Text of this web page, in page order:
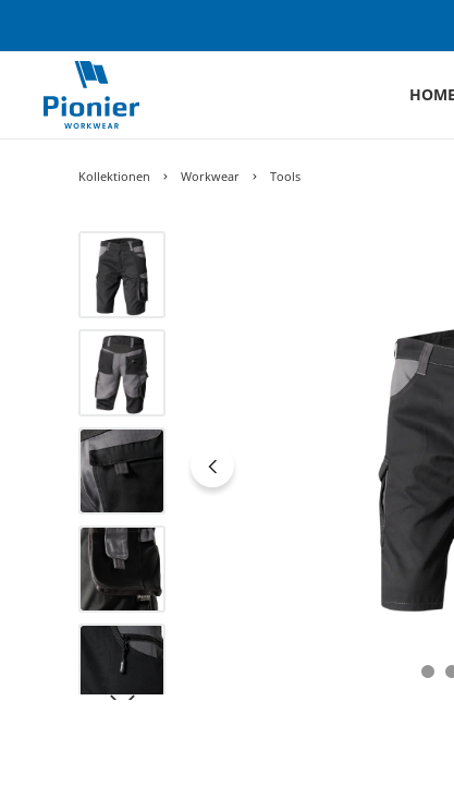
HOME
Kollektionen Workwear Tools
Bildergalerie überspringen